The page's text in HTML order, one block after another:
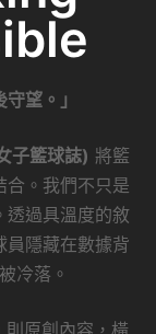
望。」
子籃球誌) 將籃
合。我們不只是
透過具溫度的敘
員隱藏在數據背
冷落。
原創內容，橫